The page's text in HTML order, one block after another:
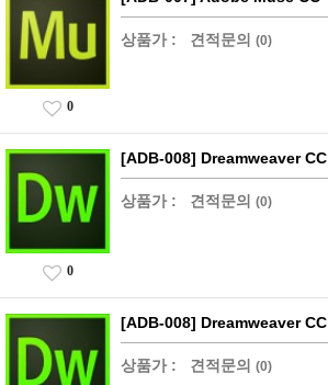
상품가 : 견적문의 (0)
0
[ADB-008] Dreamweaver CC
상품가 : 견적문의 (0)
0
[ADB-008] Dreamweaver CC
상품가 : 견적문의 (0)